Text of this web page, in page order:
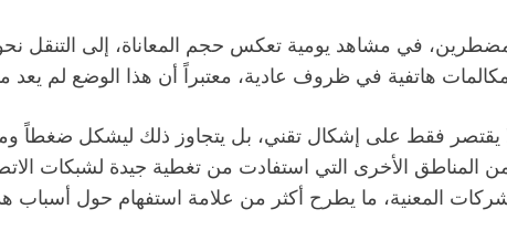
في مشاهد يومية تعكس حجم المعاناة، إلى التنقل
هاتفية في ظروف عادية، معتبراً أن هذا الوضع لم يعد
يقتصر فقط على إشكال تقني، بل يتجاوز ذلك ليشكل ضغطاً
الأخرى التي استفادت من تغطية جيدة لشبكات
المعنية، ما يطرح أكثر من علامة استفهام حول أسباب